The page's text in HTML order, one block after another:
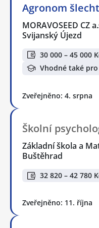
Agronom
MORAVOSEED CZ
Svijanský Újezd
30 000 – 45 000
Vhodné také
Zveřejněno: 4. srpna
Školní
Základní škola a
Buštěhrad
32 820 – 42 780
Zveřejněno: 11. října